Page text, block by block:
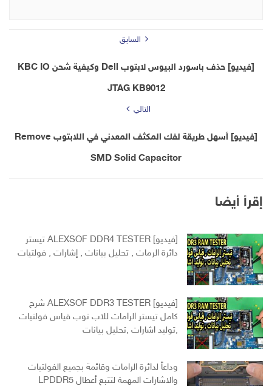
السابق
[فيديو] حذف باسورد البيوس لابتوب Dell وكيفية شحن KBC IO
JTAG KB9012
التالي
[فيديو] أسهل طريقة لفك المكثف المعدني في اللابتوب Remove
SMD Solid Capacitor
إقرأ أيضا
[فيديو] ALEXSOF DDR4 TESTER تيستر
دائرة الرمات , تحليل بيانات , إشارات , فولتيات
[فيديو] ALEXSOF DDR3 TESTER شرح
كامل تيستر الرامات للاب توب قياس فولتيات
,توليد اشارات ,تحليل بيانات
وداعاً لدائرة الرامات وقائمة بجميع الفولتيات
والاشارات المهمة لتتبع أعطال LPDDR5